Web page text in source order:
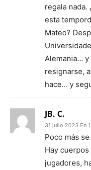
regala nada.
esta
Mateo?
Alemania… y
resignarse,
hace… y
JB. C.
31 julio 2023 En
Poco más
Hay
jugadores,